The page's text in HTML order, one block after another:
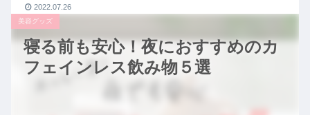
寝る前も安心！夜におすすめのカ
フェインレス飲み物５選
美容グッズ
2022.07.26